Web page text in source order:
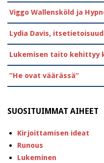
Viggo Wallensköld ja
Lydia Davis,
Lukemisen taito kehittyy
”He ovat väärässä”
SUOSITUIMMAT AIHEET
Kirjoittamisen ideat
Runous
Lukeminen